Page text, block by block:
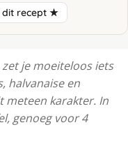
dit recept ★
je moeiteloos iets
halvanaise en
karakter. In
genoeg voor 4